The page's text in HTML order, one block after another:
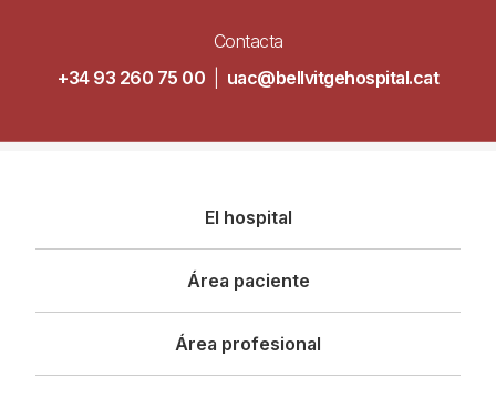
Contacta
+34 93 260 75 00
uac@bellvitgehospital.cat
principal
El hospital
Área paciente
Área profesional